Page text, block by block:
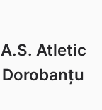
A.S. Atletic
Dorobanțu